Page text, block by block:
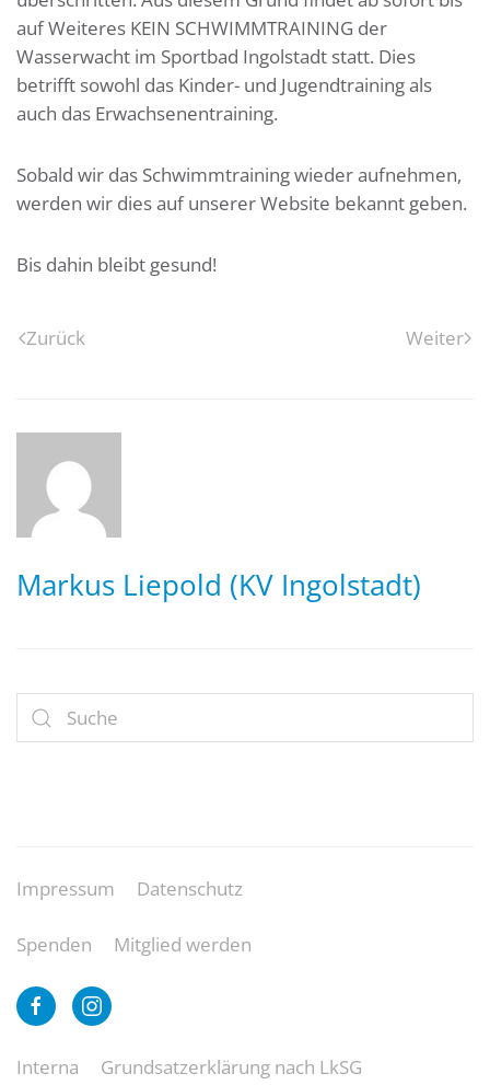
auf Weiteres KEIN SCHWIMMTRAINING der
Wasserwacht im Sportbad Ingolstadt statt. Dies
betrifft sowohl das Kinder- und Jugendtraining als
auch das Erwachsenentraining.
Sobald wir das Schwimmtraining wieder aufnehmen,
werden wir dies auf unserer Website bekannt geben.
Bis dahin bleibt gesund!
Zurück Weiter
Markus Liepold (KV Ingolstadt)
Impressum Datenschutz
Spenden Mitglied werden
Interna Grundsatzerklärung nach LkSG